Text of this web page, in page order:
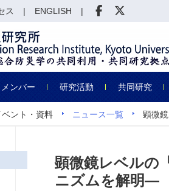
ンバー 研究活動 共同研究
ス ENGLISH
ント・資料 ニュース一覧 顕微
顕微鏡レベルの
ニズムを解明―